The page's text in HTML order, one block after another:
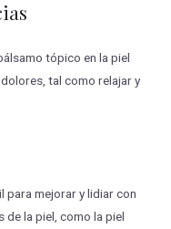
tópico en la piel
tal como relajar y
para mejorar y lidiar con
la piel, como la piel